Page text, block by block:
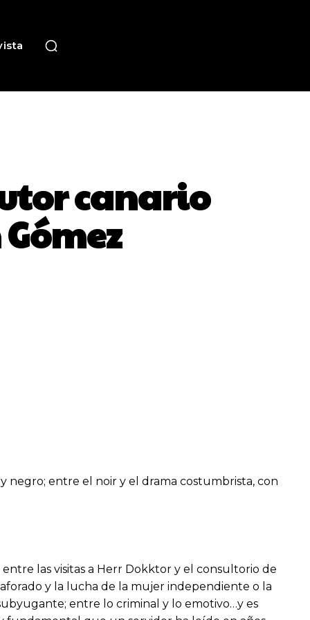
canario
negro; entre el noir y el drama costumbrista, con
las visitas a Herr Dokktor y el consultorio de
y la lucha de la mujer independiente o la
entre lo criminal y lo emotivo…y es